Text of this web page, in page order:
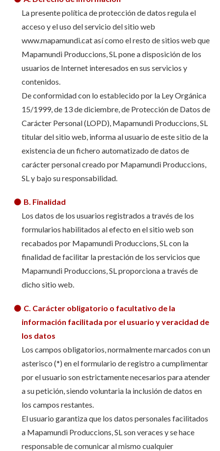
La presente política de protección de datos regula el
acceso y el uso del servicio del sitio web
www.mapamundi.cat así como el resto de sitios web que
Mapamundi Produccions, SL pone a disposición de los
usuarios de Internet interesados en sus servicios y
contenidos.
De conformidad con lo establecido por la Ley Orgánica
15/1999, de 13 de diciembre, de Protección de Datos de
Carácter Personal (LOPD), Mapamundi Produccions, SL
titular del sitio web, informa al usuario de este sitio de la
existencia de un fichero automatizado de datos de
carácter personal creado por Mapamundi Produccions,
SL y bajo su responsabilidad.
B. Finalidad
Los datos de los usuarios registrados a través de los
formularios habilitados al efecto en el sitio web son
recabados por Mapamundi Produccions, SL con la
finalidad de facilitar la prestación de los servicios que
Mapamundi Produccions, SL proporciona a través de
dicho sitio web.
C. Carácter obligatorio o facultativo de la
información facilitada por el usuario y veracidad de
los datos
Los campos obligatorios, normalmente marcados con un
asterisco (*) en el formulario de registro a cumplimentar
por el usuario son estrictamente necesarios para atender
a su petición, siendo voluntaria la inclusión de datos en
los campos restantes.
El usuario garantiza que los datos personales facilitados
a Mapamundi Produccions, SL son veraces y se hace
responsable de comunicar al mismo cualquier